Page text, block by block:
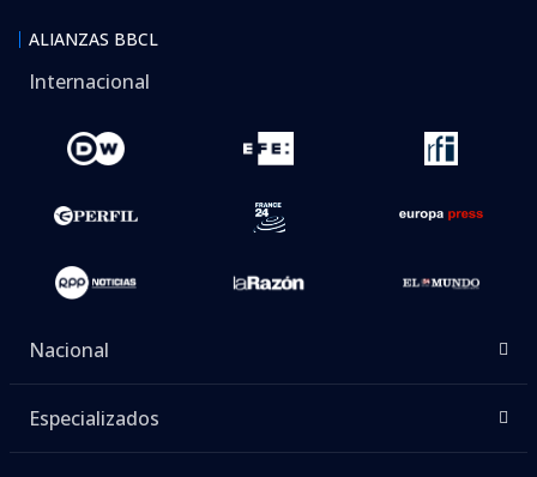
ALIANZAS BBCL
Internacional
Nacional
Especializados